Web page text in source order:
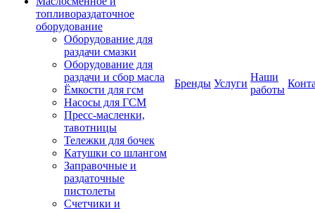
топливораздаточное
оборудование
Оборудование для
раздачи смазки
Оборудование для
раздачи и сбор масла
Ёмкости для гсм
Насосы для ГСМ
Пресс-масленки,
тавотницы
Тележки для бочек
Катушки со шлангом
Заправочные и
раздаточные
пистолеты
Счетчики и
Бренды Услуги
Наши
работы